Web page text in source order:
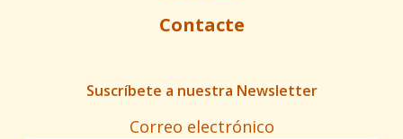
Contacte
Suscríbete a nuestra Newsletter
Correo electrónico